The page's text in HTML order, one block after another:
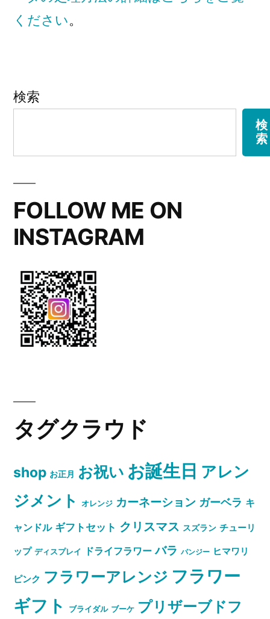
ください。
検索
検
索
FOLLOW ME ON
INSTAGRAM
タグクラウド
shop お正月 お祝い お誕生日 アレン
ジメント
オレンジ カーネーション ガーベラ キ
ャンドル ギフトセット クリスマス スズラン チューリ
ップ ディスプレイ ドライフラワー バラ パンジー ヒマワリ
ピンク フラワーアレンジ フラワー
ギフト
ブライダル ブーケ プリザーブドフ